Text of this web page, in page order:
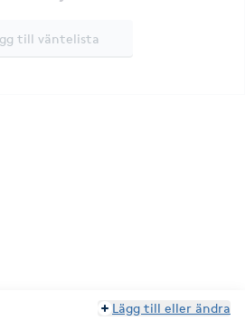
till väntelista
Lägg till eller ändra